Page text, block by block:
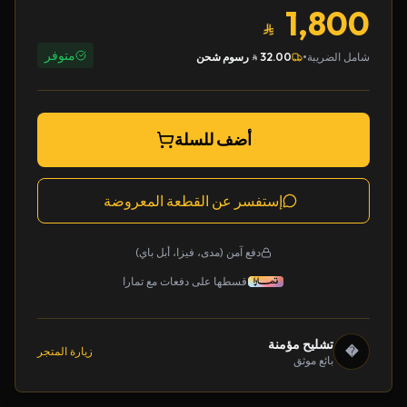
1,800
شامل الضريبة•
32.00 رسوم شحن متوفر
أضف للسلة
إستفسر عن القطعة المعروضة
دفع آمن (مدى، فيزا، أبل باي)
قسطها على دفعات مع تمارا
� تشليح مؤمنة
بائع موثق
زيارة المتجر